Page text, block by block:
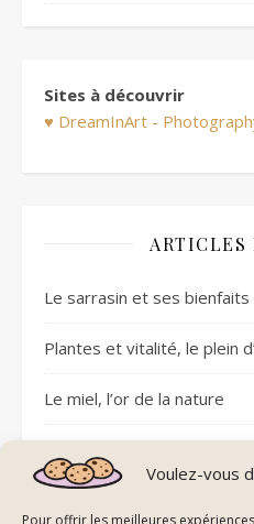
Voulez-vous
Pour offrir les meilleures
Sites à découvrir
♥ DreamInArt -
ARTICLES
Le sarrasin et ses bienfaits
Plantes et vitalité, le plein
Le miel, l’or de la nature